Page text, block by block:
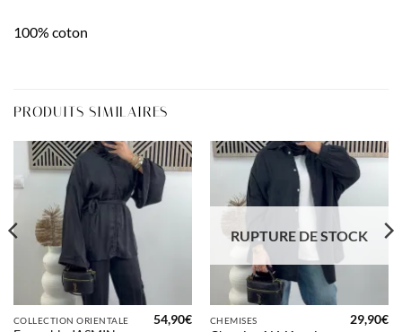
100% coton
PRODUITS SIMILAIRES
COLLECTION ORIENTALE 54,90€
RUPTURE DE STOCK
CHEMISES 29,90€